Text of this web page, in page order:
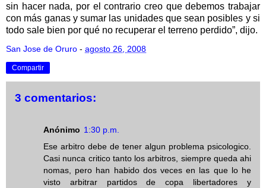
sin hacer nada, por el contrario creo que debemos trabajar
con más ganas y sumar las unidades que sean posibles y si
todo sale bien por qué no recuperar el terreno perdido”, dijo.
San Jose de Oruro - agosto 26, 2008
Compartir
3 comentarios:
Anónimo 1:30 p.m.
Ese arbitro debe de tener algun problema psicologico.
Casi nunca critico tanto los arbitros, siempre queda ahi
nomas, pero han habido dos veces en las que lo he
visto arbitrar partidos de copa libertadores y